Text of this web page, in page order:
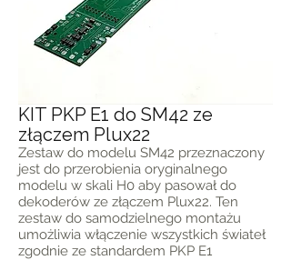
KIT PKP E1 do SM42 ze
złączem Plux22
Zestaw do modelu SM42 przeznaczony
jest do przerobienia oryginalnego
modelu w skali H0 aby pasował do
dekoderów ze złączem Plux22. Ten
zestaw do samodzielnego montażu
umożliwia włączenie wszystkich świateł
zgodnie ze standardem PKP E1